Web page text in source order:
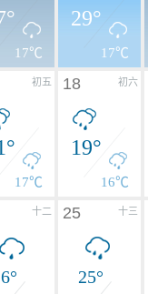
17℃
29°
17℃
初五
17℃
初六
18
19°
16℃
十二 十三
25
25°